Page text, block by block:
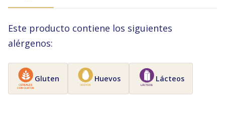
Este producto contiene los siguientes
alérgenos:
Gluten Huevos Lácteos